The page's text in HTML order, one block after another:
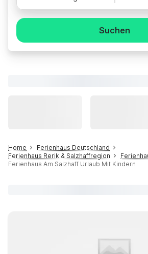
Suchen
Home
Ferienhaus Deutschland
Ferienhaus Rerik & Salzhaffregion
Ferienhaus Am Salzhaff Urlaub Mit Kindern